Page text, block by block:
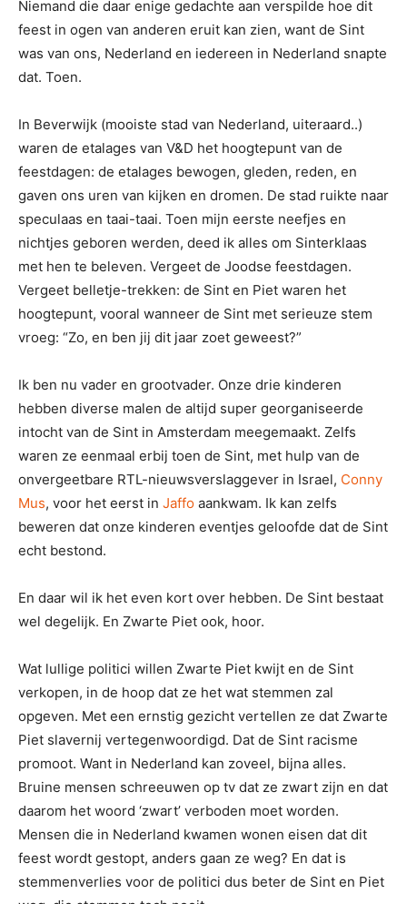
Niemand die daar enige gedachte aan verspilde hoe dit
feest in ogen van anderen eruit kan zien, want de Sint
was van ons, Nederland en iedereen in Nederland snapte
dat. Toen.
In Beverwijk (mooiste stad van Nederland, uiteraard..)
waren de etalages van V&D het hoogtepunt van de
feestdagen: de etalages bewogen, gleden, reden, en
gaven ons uren van kijken en dromen. De stad ruikte naar
speculaas en taai-taai. Toen mijn eerste neefjes en
nichtjes geboren werden, deed ik alles om Sinterklaas
met hen te beleven. Vergeet de Joodse feestdagen.
Vergeet belletje-trekken: de Sint en Piet waren het
hoogtepunt, vooral wanneer de Sint met serieuze stem
vroeg: “Zo, en ben jij dit jaar zoet geweest?”
Ik ben nu vader en grootvader. Onze drie kinderen
hebben diverse malen de altijd super georganiseerde
intocht van de Sint in Amsterdam meegemaakt. Zelfs
waren ze eenmaal erbij toen de Sint, met hulp van de
onvergeetbare RTL-nieuwsverslaggever in Israel, Conny
Mus, voor het eerst in Jaffo aankwam. Ik kan zelfs
beweren dat onze kinderen eventjes geloofde dat de Sint
echt bestond.
En daar wil ik het even kort over hebben. De Sint bestaat
wel degelijk. En Zwarte Piet ook, hoor.
Wat lullige politici willen Zwarte Piet kwijt en de Sint
verkopen, in de hoop dat ze het wat stemmen zal
opgeven. Met een ernstig gezicht vertellen ze dat Zwarte
Piet slavernij vertegenwoordigd. Dat de Sint racisme
promoot. Want in Nederland kan zoveel, bijna alles.
Bruine mensen schreeuwen op tv dat ze zwart zijn en dat
daarom het woord ‘zwart’ verboden moet worden.
Mensen die in Nederland kwamen wonen eisen dat dit
feest wordt gestopt, anders gaan ze weg? En dat is
stemmenverlies voor de politici dus beter de Sint en Piet